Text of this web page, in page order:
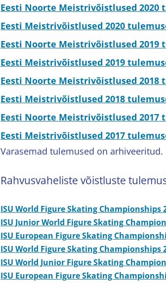
Eesti Noorte Meistrivõistlused 2020
Eesti Meistrivõistlused 2020
Eesti Noorte Meistrivõistlused 2019
Eesti Meistrivõistlused 2019
Eesti Noorte Meistrivõistlused 2018
Eesti Meistrivõistlused 2018
Eesti Noorte Meistrivõistlused 2017
Eesti Meistrivõistlused 2017
Varasemad tulemused on arhiveeritud.
Rahvusvaheliste võistluste
ISU World Figure Skating Championships
ISU Junior World Figure Skating
ISU European Figure Skating
ISU World Figure Skating Championships
ISU World Junior Figure Skating
ISU European Figure Skating